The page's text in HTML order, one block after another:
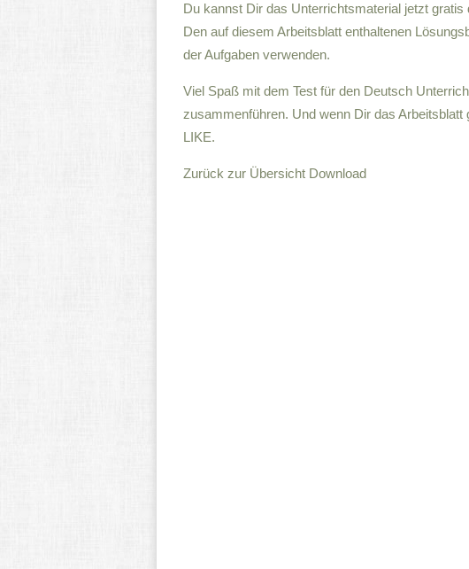
Du kannst Dir das Unterrichtsmaterial jetzt
Den auf diesem Arbeitsblatt enthaltenen
der Aufgaben verwenden.
Viel Spaß mit dem Test für den Deutsch
zusammenführen. Und wenn Dir das Arbeitsblatt
LIKE.
Zurück zur Übersicht Download